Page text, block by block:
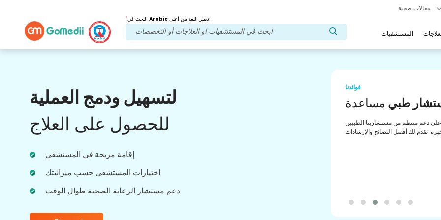
* Arabic تغيير اللغة من أعلى.
المستشفيات
لتسهيل ودمج العملية
للحصول على العلاج
إقامة مريحة في المستشفى
اختيارات المستشفى حسب ميزانيتك
دعم مستشار الرعاية الصحية طوال الوقت
بعد العلاجمتابعة الرعاية
احصل على دعم طبي ودعم للمرضى على مدار
الساعة طوال أيام الأسبوع مع فريقنا الذي يعالج
فوائدنا
طبي مساعدة
دعم منتظم من مستشارينا الطبيين